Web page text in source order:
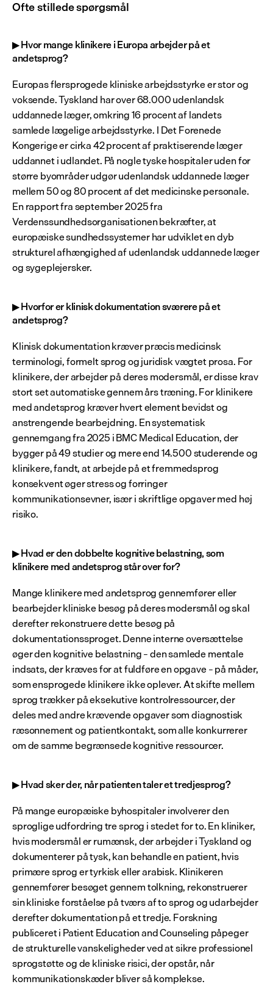
Ofte stillede spørgsmål
▶ Hvor mange klinikere i Europa arbejder på et
andetsprog?
Europas flersprogede kliniske arbejdsstyrke er stor og
voksende. Tyskland har over 68.000 udenlandsk
uddannede læger, omkring 16 procent af landets
samlede lægelige arbejdsstyrke. I Det Forenede
Kongerige er cirka 42 procent af praktiserende læger
uddannet i udlandet. På nogle tyske hospitaler uden for
større byområder udgør udenlandsk uddannede læger
mellem 50 og 80 procent af det medicinske personale.
En rapport fra september 2025 fra
Verdenssundhedsorganisationen bekræfter, at
europæiske sundhedssystemer har udviklet en dyb
strukturel afhængighed af udenlandsk uddannede læger
og sygeplejersker.
▶ Hvorfor er klinisk dokumentation sværere på et
andetsprog?
Klinisk dokumentation kræver præcis medicinsk
terminologi, formelt sprog og juridisk vægtet prosa. For
klinikere, der arbejder på deres modersmål, er disse krav
stort set automatiske gennem års træning. For klinikere
med andetsprog kræver hvert element bevidst og
anstrengende bearbejdning. En systematisk
gennemgang fra 2025 i BMC Medical Education, der
bygger på 49 studier og mere end 14.500 studerende og
klinikere, fandt, at arbejde på et fremmedsprog
konsekvent øger stress og forringer
kommunikationsevner, især i skriftlige opgaver med høj
risiko.
▶ Hvad er den dobbelte kognitive belastning, som
klinikere med andetsprog står over for?
Mange klinikere med andetsprog gennemfører eller
bearbejder kliniske besøg på deres modersmål og skal
derefter rekonstruere dette besøg på
dokumentationssproget. Denne interne oversættelse
øger den kognitive belastning – den samlede mentale
indsats, der kræves for at fuldføre en opgave – på måder,
som ensprogede klinikere ikke oplever. At skifte mellem
sprog trækker på eksekutive kontrolressourcer, der
deles med andre krævende opgaver som diagnostisk
ræsonnement og patientkontakt, som alle konkurrerer
om de samme begrænsede kognitive ressourcer.
▶ Hvad sker der, når patienten taler et tredjesprog?
På mange europæiske byhospitaler involverer den
sproglige udfordring tre sprog i stedet for to. En kliniker,
hvis modersmål er rumænsk, der arbejder i Tyskland og
dokumenterer på tysk, kan behandle en patient, hvis
primære sprog er tyrkisk eller arabisk. Klinikeren
gennemfører besøget gennem tolkning, rekonstruerer
sin kliniske forståelse på tværs af to sprog og udarbejder
derefter dokumentation på et tredje. Forskning
publiceret i Patient Education and Counseling påpeger
de strukturelle vanskeligheder ved at sikre professionel
sprogstøtte og de kliniske risici, der opstår, når
kommunikationskæder bliver så komplekse.